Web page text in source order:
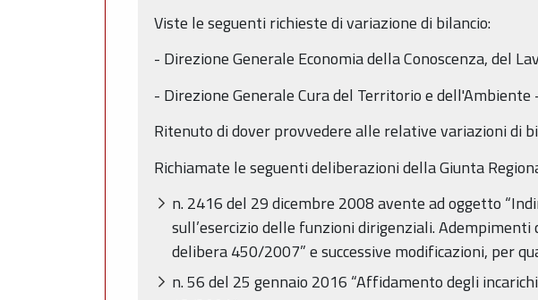
Viste le seguenti richieste di variazione di bilancio:
- Direzione Generale Economia della Conoscenza, del
- Direzione Generale Cura del Territorio e
Ritenuto di dover provvedere alle relative variazioni di
Richiamate le seguenti deliberazioni della Giunta
n. 2416 del 29 dicembre 2008 avente ad oggetto
sull’esercizio delle funzioni dirigenziali.
delibera 450/2007” e successive modificazioni, per
n. 56 del 25 gennaio 2016 “Affidamento degli